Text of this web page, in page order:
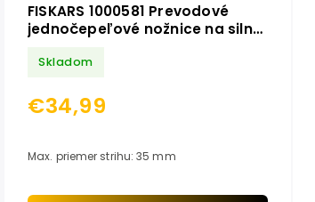
FISKARS 1000581 Prevodové
jednočepeľové nožnice na silné
Skladom
€34,99
Max. priemer strihu: 35 mm